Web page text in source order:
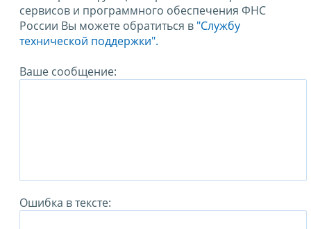
сервисов и программного обеспечения ФНС
России Вы можете обратиться в "Службу
технической поддержки".
Ваше сообщение:
Ошибка в тексте: